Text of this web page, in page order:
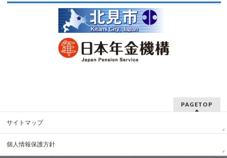
PAGETOP
サイトマップ
個人情報保護方針